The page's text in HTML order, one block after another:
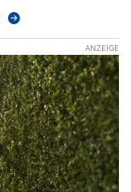
ANZEIGE